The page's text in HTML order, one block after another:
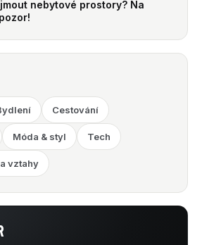
nebytové prostory? Na
Cestování
Móda & styl Tech
vztahy